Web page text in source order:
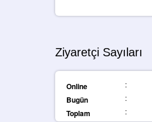
Ziyaretçi Sayıları
Online :
Bugün
:
Toplam
: